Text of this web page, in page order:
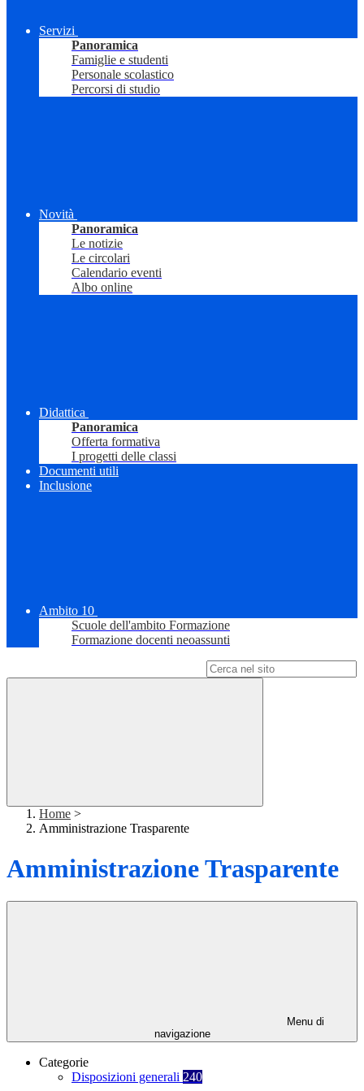
Servizi
Panoramica
Famiglie e studenti
Personale scolastico
Percorsi di studio
Novità
Panoramica
Le notizie
Le circolari
Calendario eventi
Albo online
Didattica
Panoramica
Offerta formativa
I progetti delle classi
Documenti utili
Inclusione
Ambito 10
Scuole dell'ambito Formazione
Formazione docenti neoassunti
Home >
Amministrazione Trasparente
Amministrazione Trasparente
Menu di
navigazione
Categorie
Disposizioni generali 240